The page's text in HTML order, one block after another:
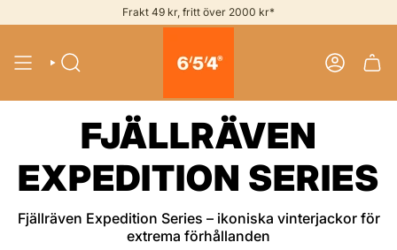
to
Frakt 49 kr, fritt över 2000 kr*
SEARCH ACCOUNT
FJÄLLRÄVEN
EXPEDITION SERIES
Fjällräven Expedition Series – ikoniska vinterjackor för
extrema förhållanden